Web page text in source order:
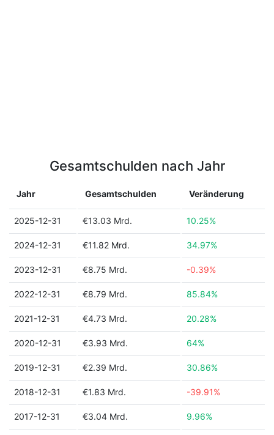
Gesamtschulden nach Jahr
Jahr Gesamtschulden Veränderung
2025-12-31 €13.03 Mrd. 10.25%
2024-12-31 €11.82 Mrd. 34.97%
2023-12-31 €8.75 Mrd. -0.39%
2022-12-31 €8.79 Mrd. 85.84%
2021-12-31 €4.73 Mrd. 20.28%
2020-12-31 €3.93 Mrd. 64%
2019-12-31 €2.39 Mrd. 30.86%
2018-12-31 €1.83 Mrd. -39.91%
2017-12-31 €3.04 Mrd. 9.96%